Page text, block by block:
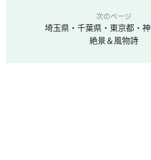
次のページ
埼玉県・千葉県・東京都・
絶景＆風物詩